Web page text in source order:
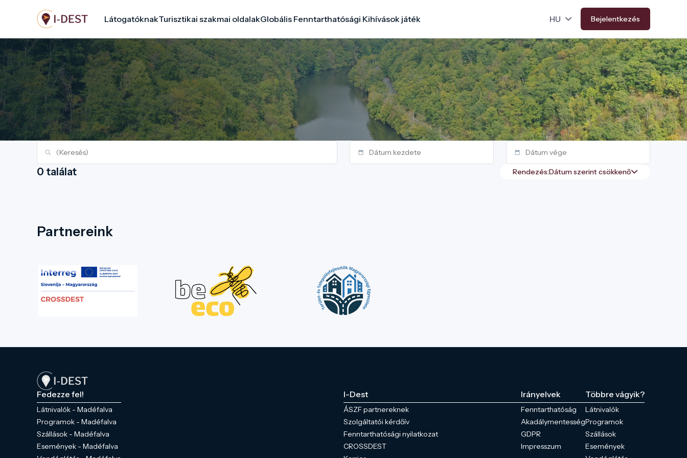
tartalomra
LátogatóknakTurisztikai szakmai oldalakGlobális Fenntarthatósági Kihívások játék Bejelentkezés
0 találat Rendezés:
Partnereink
Fedezze fel!
Látnivalók - Madéfalva
Programok - Madéfalva
Szállások - Madéfalva
Események - Madéfalva
I-Dest
ÁSZF partnereknek
Szolgáltatói kérdőív
Fenntarthatósági nyilatkozat
CROSSDEST
Irányelvek
Fenntarthatóság
Akadálymentesség
GDPR
Impresszum
Többre vágyik?
Látnivalók
Programok
Szállások
Események